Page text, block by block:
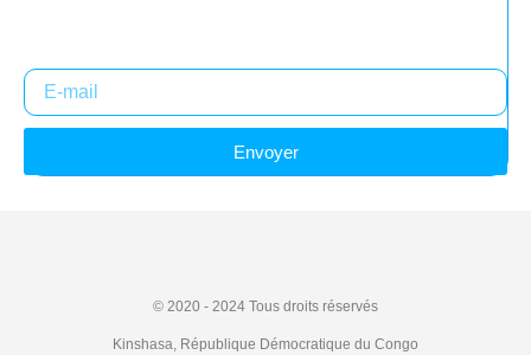
Envoyer
© 2020 - 2024 Tous droits réservés
Kinshasa, République Démocratique du Congo